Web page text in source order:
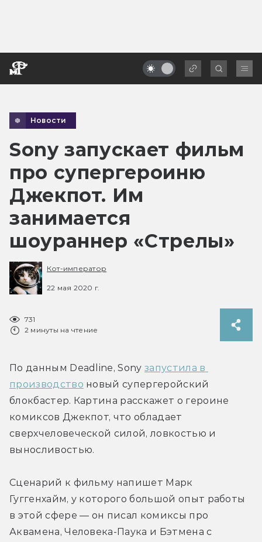
Новости
Sony запускает фильм
про супергероиню
Джекпот. Им
занимается
шоураннер «Стрелы»
Кот-император
22 мая 2020 г.
731
2 минуты на чтение
По данным Deadline, Sony запустила в
производство новый супергеройский
блокбастер. Картина расскажет о героине
комиксов Джекпот, что обладает
сверхчеловеческой силой, ловкостью и
выносливостью.
Сценарий к фильму напишет Марк
Гуггенхайм, у которого большой опыт работы
в этой сфере — он писал комиксы про
Аквамена, Человека-Паука и Бэтмена с